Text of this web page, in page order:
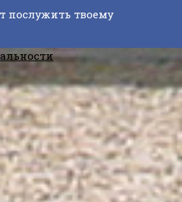
послужить твоему